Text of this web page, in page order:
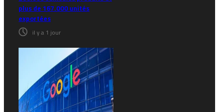
plus de 167.000 unités
exportées
il y a 1 jour